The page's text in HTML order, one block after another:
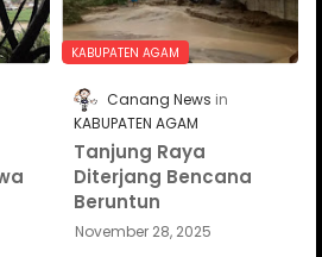
KABUPATEN AGAM
Canang News
KABUPATEN AGAM
Tanjung Raya
Diterjang Bencana
Beruntun
November 28, 2025